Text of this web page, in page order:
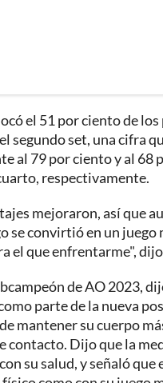
el 51 por ciento de
segundo set, una cifra
al 79 por ciento y al 68
respectivamente.
mejoraron, así que
se convirtió en un juego
el que enfrentarme",
de AO 2023,
parte de la nueva
mantener su cuerpo
contacto. Dijo que la
su salud, y señaló